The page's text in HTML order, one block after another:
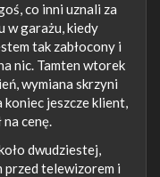
co inni uznali za
w garażu, kiedy
tak zabłocony i
nic. Tamten wtorek
wymiana skrzyni
koniec jeszcze klient,
cenę.
dwudziestej,
przed telewizorem i